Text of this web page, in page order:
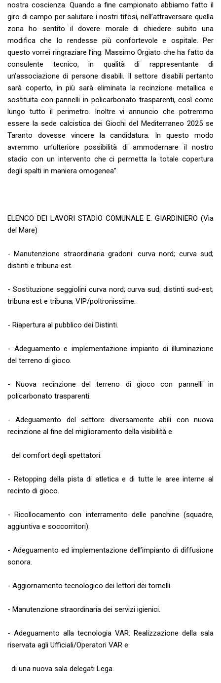
nostra coscienza. Quando a fine campionato abbiamo fatto il
giro di campo per salutare i nostri tifosi, nell’attraversare quella
zona ho sentito il dovere morale di chiedere subito una
modifica che lo rendesse più confortevole e ospitale. Per
questo vorrei ringraziare l’ing. Massimo Orgiato che ha fatto da
consulente tecnico, in qualità di rappresentante di
un’associazione di persone disabili. Il settore disabili pertanto
sarà coperto, in più sarà eliminata la recinzione metallica e
sostituita con pannelli in policarbonato trasparenti, così come
lungo tutto il perimetro. Inoltre vi annuncio che potremmo
essere la sede calcistica dei Giochi del Mediterraneo 2025 se
Taranto dovesse vincere la candidatura. In questo modo
avremmo un’ulteriore possibilità di ammodernare il nostro
stadio con un intervento che ci permetta la totale copertura
degli spalti in maniera omogenea”.
ELENCO DEI LAVORI STADIO COMUNALE E. GIARDINIERO (Via
del Mare)
- Manutenzione straordinaria gradoni: curva nord; curva sud;
distinti e tribuna est.
- Sostituzione seggiolini curva nord; curva sud; distinti sud-est;
tribuna est e tribuna; VIP/poltronissime.
- Riapertura al pubblico dei Distinti.
- Adeguamento e implementazione impianto di illuminazione
del terreno di gioco.
- Nuova recinzione del terreno di gioco con pannelli in
policarbonato trasparenti.
- Adeguamento del settore diversamente abili con nuova
recinzione al fine del miglioramento della visibilità e
del comfort degli spettatori.
- Retopping della pista di atletica e di tutte le aree interne al
recinto di gioco.
- Ricollocamento con interramento delle panchine (squadre,
aggiuntiva e soccorritori).
- Adeguamento ed implementazione dell’impianto di diffusione
sonora.
- Aggiornamento tecnologico dei lettori dei tornelli.
- Manutenzione straordinaria dei servizi igienici.
- Adeguamento alla tecnologia VAR. Realizzazione della sala
riservata agli Ufficiali/Operatori VAR e
di una nuova sala delegati Lega.